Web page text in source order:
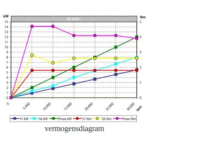
vermogensdiagram